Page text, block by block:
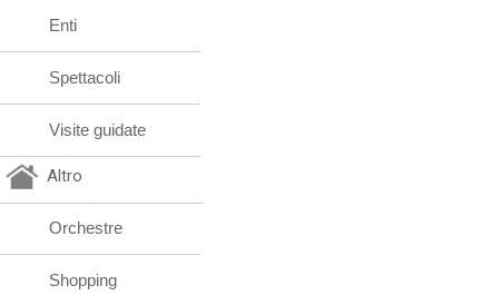
Enti
Spettacoli
Visite guidate
Altro
Orchestre
Shopping